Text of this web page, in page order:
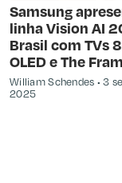
Samsung
linha Vision AI
Brasil com TVs
OLED e The
William Schendes
3
2025